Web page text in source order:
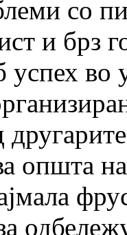
со
и брз
успех
општа